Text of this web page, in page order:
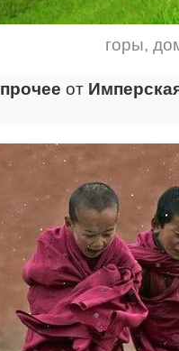
горы,
прочее от